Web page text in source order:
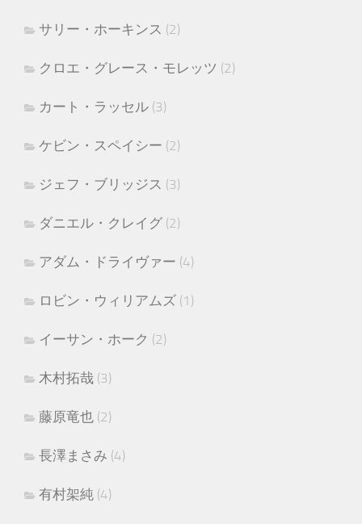
サリー・ホーキンス (2)
クロエ・グレース・モレッツ (2)
カート・ラッセル (3)
ケビン・スペイシー (2)
ジェフ・ブリッジス (3)
ダニエル・クレイグ (2)
アダム・ドライヴァー (4)
ロビン・ウィリアムズ (1)
イーサン・ホーク (2)
木村拓哉 (3)
藤原竜也 (2)
長澤まさみ (4)
有村架純 (4)